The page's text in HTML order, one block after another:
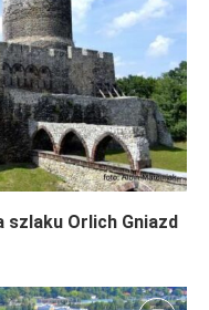
szlaku Orlich Gniazd